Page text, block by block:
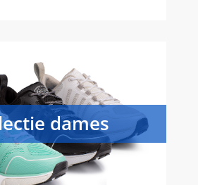
dames